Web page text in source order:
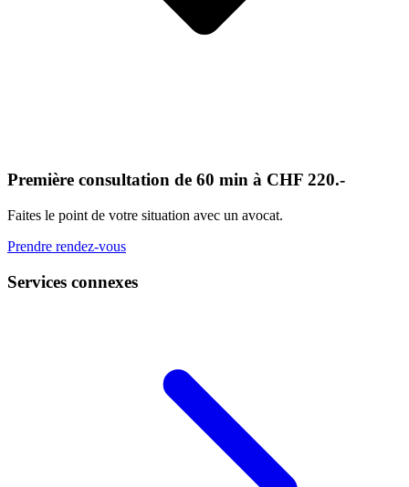
Première consultation de 60 min à CHF 220.-
Faites le point de votre situation avec un avocat.
Prendre rendez-vous
Services connexes